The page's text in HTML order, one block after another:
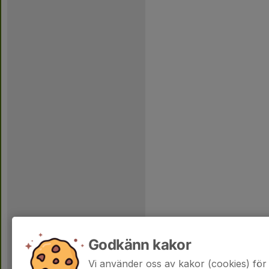
Godkänn kakor
Vi använder oss av kakor (cookies)